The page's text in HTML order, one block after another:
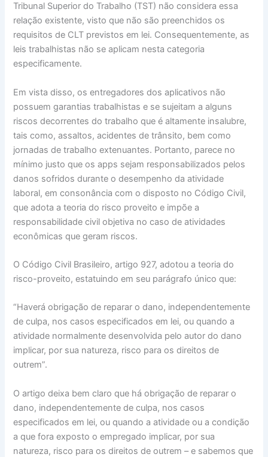
Tribunal Superior do Trabalho (TST) não considera essa
relação existente, visto que não são preenchidos os
requisitos de CLT previstos em lei. Consequentemente, as
leis trabalhistas não se aplicam nesta categoria
especificamente.
Em vista disso, os entregadores dos aplicativos não
possuem garantias trabalhistas e se sujeitam a alguns
riscos decorrentes do trabalho que é altamente insalubre,
tais como, assaltos, acidentes de trânsito, bem como
jornadas de trabalho extenuantes. Portanto, parece no
mínimo justo que os apps sejam responsabilizados pelos
danos sofridos durante o desempenho da atividade
laboral, em consonância com o disposto no Código Civil,
que adota a teoria do risco proveito e impõe a
responsabilidade civil objetiva no caso de atividades
econômicas que geram riscos.
O Código Civil Brasileiro, artigo 927, adotou a teoria do
risco-proveito, estatuindo em seu parágrafo único que:
“Haverá obrigação de reparar o dano, independentemente
de culpa, nos casos especificados em lei, ou quando a
atividade normalmente desenvolvida pelo autor do dano
implicar, por sua natureza, risco para os direitos de
outrem”.
O artigo deixa bem claro que há obrigação de reparar o
dano, independentemente de culpa, nos casos
especificados em lei, ou quando a atividade ou a condição
a que fora exposto o empregado implicar, por sua
natureza, risco para os direitos de outrem – e sabemos que